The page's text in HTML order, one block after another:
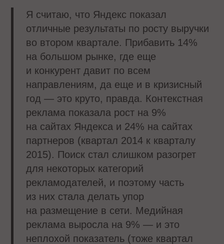
Я считаю, что Яндекс показал
отличные результаты по росту выручки
во втором квартале. Прибавить 14%
на большом рынке, где еще
и конкурент давит по всем
направлениям, да еще и в кризисный
год — это круто, правда. Контекстная
реклама показала рост на 9%
на сайтах Яндекса и 24% на сайтах
партнеров (квартал 2014 к кварталу
2015). Поиск стал слишком разогрет
для некоторых категорий
рекламодателей, и поэтому часть
из них стала делать упор
на размещение в сети. Медийная
реклама выросла на 9% — и это
неплохой показатель (тоже квартал